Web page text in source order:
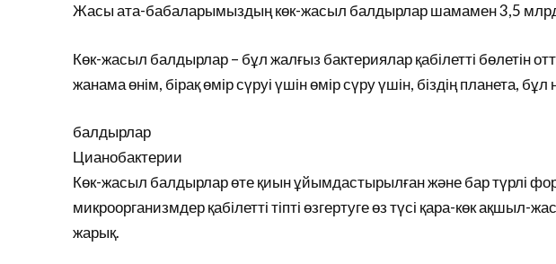
Жасы ата-бабаларымыздың көк-жасыл балдырлар шамамен 3,5
Көк-жасыл балдырлар – бұл жалғыз бактериялар қабілетті бөлетін
жанама өнім, бірақ өмір сүруі үшін өмір сүру үшін, біздің планета, бұл
балдырлар
Цианобактерии
Көк-жасыл балдырлар өте қиын ұйымдастырылған және бар түрлі
микроорганизмдер қабілетті тіпті өзгертуге өз түсі қара-көк ақшыл-
жарық.